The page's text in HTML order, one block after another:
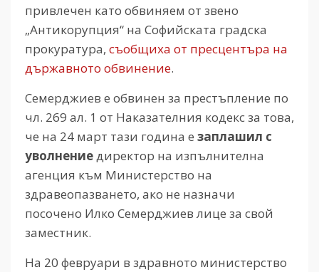
привлечен като обвиняем от звено
„Антикорупция“ на Софийската градска
прокуратура, съобщиха от пресцентъра на
държавното обвинение.
Семерджиев е обвинен за престъпление по
чл. 269 ал. 1 от Наказателния кодекс за това,
че на 24 март тази година е заплашил с
уволнениедиректор на изпълнителна
агенция към Министерство на
здравеопазването, ако не назначи
посочено Илко Семерджиев лице за свой
заместник.
На 20 февруари в здравното министерство